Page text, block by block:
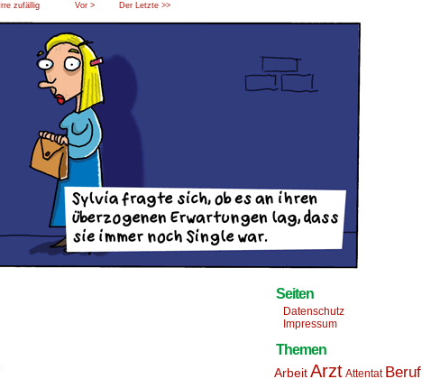
Irre zufällig Vor > Der Letzte >>
Seiten
Datenschutz
Impressum
Themen
ArbeitArzt Attentat Beruf